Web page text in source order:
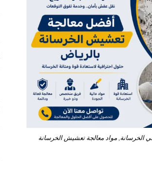
الخرسانة, مواد معالجة تعشيش الخرسانة